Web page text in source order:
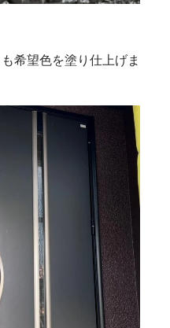
も希望色を塗り仕上げま